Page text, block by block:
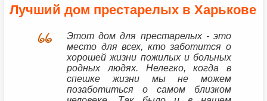
Лучший дом престарелых в Харькове
Этот дом для престарелых - это
место для всех, кто заботится о
хорошей жизни пожилых и больных
родных людях. Нелегко, когда в
спешке жизни мы не можем
позаботиться о самом близком